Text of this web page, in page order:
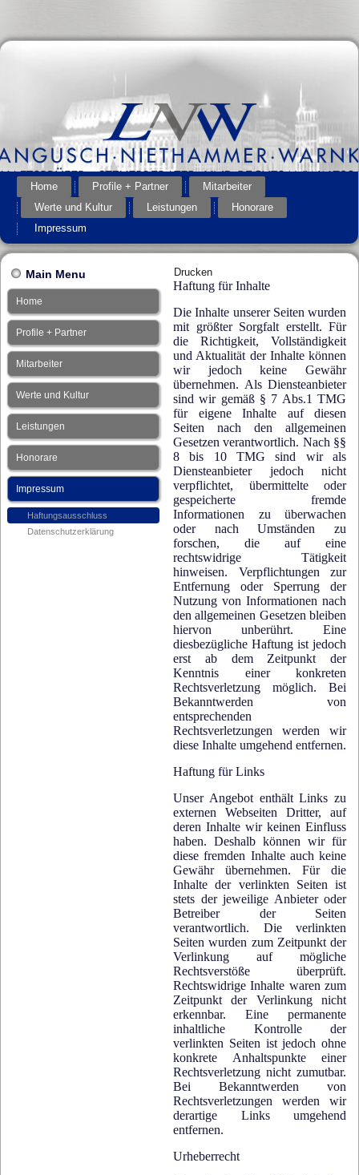
Home Profile + Partner
Mitarbeiter
Werte und Kultur
Leistungen
Honorare
Impressum
Main Menu
Home
Profile + Partner
Mitarbeiter
Werte und Kultur
Leistungen
Honorare
Impressum
Haftungsausschluss
Datenschutzerklärung
Drucken
Haftung für Inhalte
Die Inhalte unserer Seiten wurden
mit größter Sorgfalt erstellt. Für
die Richtigkeit, Vollständigkeit
und Aktualität der Inhalte können
wir jedoch keine Gewähr
übernehmen. Als Diensteanbieter
sind wir gemäß § 7 Abs.1 TMG
für eigene Inhalte auf diesen
Seiten nach den allgemeinen
Gesetzen verantwortlich. Nach §§
8 bis 10 TMG sind wir als
Diensteanbieter jedoch nicht
verpflichtet, übermittelte oder
gespeicherte fremde
Informationen zu überwachen
oder nach Umständen zu
forschen, die auf eine
rechtswidrige Tätigkeit
hinweisen. Verpflichtungen zur
Entfernung oder Sperrung der
Nutzung von Informationen nach
den allgemeinen Gesetzen bleiben
hiervon unberührt. Eine
diesbezügliche Haftung ist jedoch
erst ab dem Zeitpunkt der
Kenntnis einer konkreten
Rechtsverletzung möglich. Bei
Bekanntwerden von
entsprechenden
Rechtsverletzungen werden wir
diese Inhalte umgehend entfernen.
Haftung für Links
Unser Angebot enthält Links zu
externen Webseiten Dritter, auf
deren Inhalte wir keinen Einfluss
haben. Deshalb können wir für
diese fremden Inhalte auch keine
Gewähr übernehmen. Für die
Inhalte der verlinkten Seiten ist
stets der jeweilige Anbieter oder
Betreiber der Seiten
verantwortlich. Die verlinkten
Seiten wurden zum Zeitpunkt der
Verlinkung auf mögliche
Rechtsverstöße überprüft.
Rechtswidrige Inhalte waren zum
Zeitpunkt der Verlinkung nicht
erkennbar. Eine permanente
inhaltliche Kontrolle der
verlinkten Seiten ist jedoch ohne
konkrete Anhaltspunkte einer
Rechtsverletzung nicht zumutbar.
Bei Bekanntwerden von
Rechtsverletzungen werden wir
derartige Links umgehend
entfernen.
Urheberrecht